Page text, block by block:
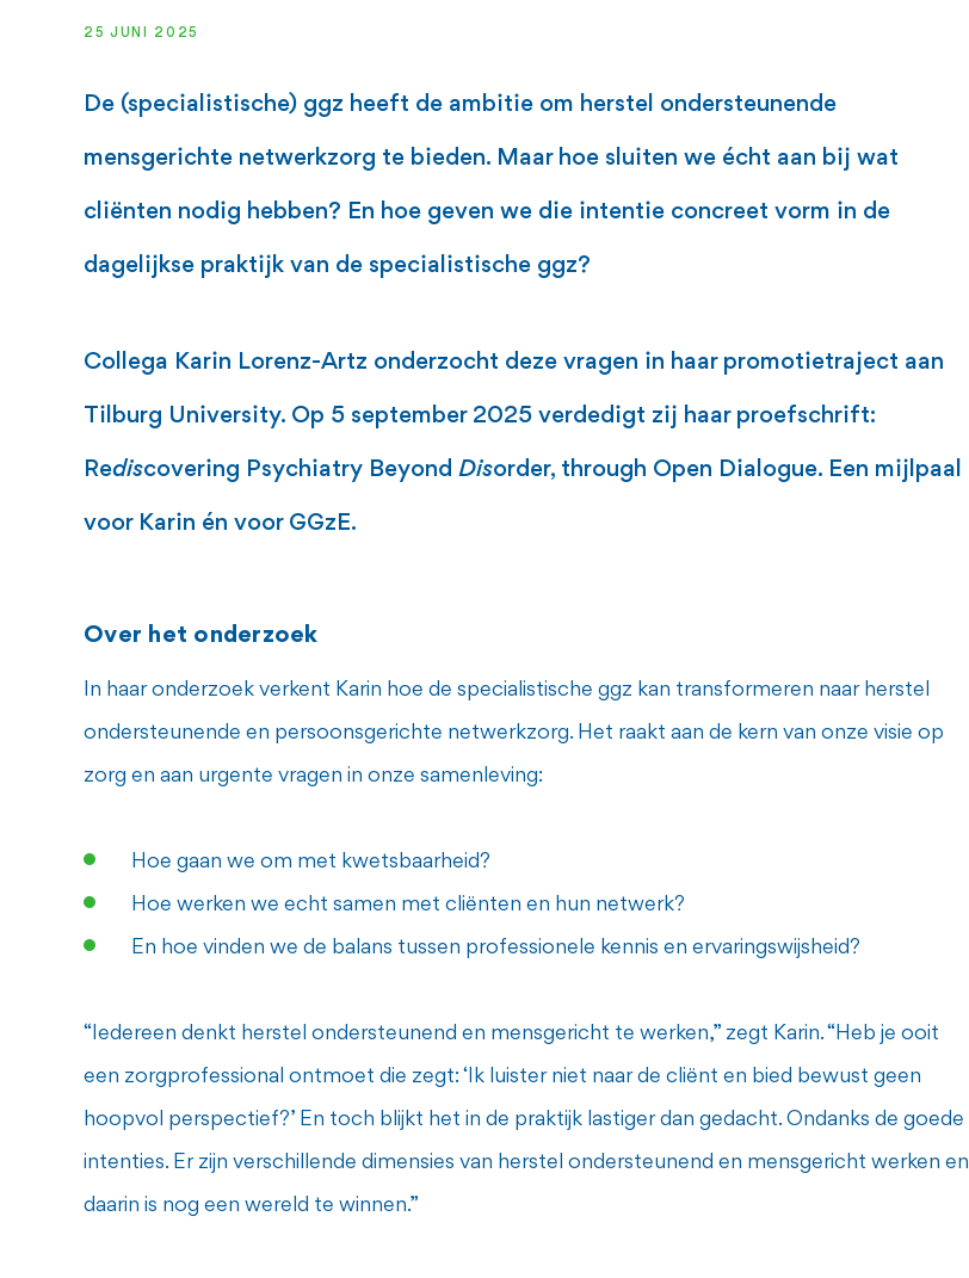
25 JUNI 2025
De (specialistische) ggz heeft de ambitie om herstel ondersteunende
mensgerichte netwerkzorg te bieden. Maar hoe sluiten we écht aan bij wat
cliënten nodig hebben? En hoe geven we die intentie concreet vorm in de
dagelijkse praktijk van de specialistische ggz?
Collega Karin Lorenz-Artz onderzocht deze vragen in haar promotietraject aan
Tilburg University. Op 5 september 2025 verdedigt zij haar proefschrift:
Rediscovering Psychiatry Beyond Disorder, through Open Dialogue. Een mijlpaal
voor Karin én voor GGzE.
Over het onderzoek
In haar onderzoek verkent Karin hoe de specialistische ggz kan transformeren naar herstel
ondersteunende en persoonsgerichte netwerkzorg. Het raakt aan de kern van onze visie op
zorg en aan urgente vragen in onze samenleving:
Hoe gaan we om met kwetsbaarheid?
Hoe werken we echt samen met cliënten en hun netwerk?
En hoe vinden we de balans tussen professionele kennis en ervaringswijsheid?
“Iedereen denkt herstel ondersteunend en mensgericht te werken,” zegt Karin. “Heb je ooit
een zorgprofessional ontmoet die zegt: ‘Ik luister niet naar de cliënt en bied bewust geen
hoopvol perspectief?’ En toch blijkt het in de praktijk lastiger dan gedacht. Ondanks de goede
intenties. Er zijn verschillende dimensies van herstel ondersteunend en mensgericht werken en
daarin is nog een wereld te winnen.”